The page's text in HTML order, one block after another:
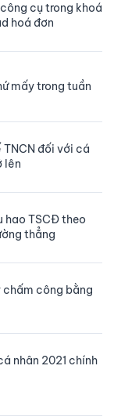
cụ trong khoá
hoá đơn
mấy trong tuần
đối với cá
lên
hao TSCĐ theo
thẳng
chấm công bằng
nhân 2021 chính